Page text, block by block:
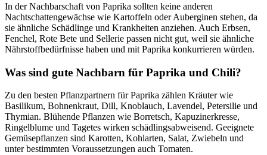
In der Nachbarschaft von Paprika sollten keine anderen
Nachtschattengewächse wie Kartoffeln oder Auberginen stehen, da
sie ähnliche Schädlinge und Krankheiten anziehen. Auch Erbsen,
Fenchel, Rote Bete und Sellerie passen nicht gut, weil sie ähnliche
Nährstoffbedürfnisse haben und mit Paprika konkurrieren würden.
Was sind gute Nachbarn für Paprika und Chili?
Zu den besten Pflanzpartnern für Paprika zählen Kräuter wie
Basilikum, Bohnenkraut, Dill, Knoblauch, Lavendel, Petersilie und
Thymian. Blühende Pflanzen wie Borretsch, Kapuzinerkresse,
Ringelblume und Tagetes wirken schädlingsabweisend. Geeignete
Gemüsepflanzen sind Karotten, Kohlarten, Salat, Zwiebeln und
unter bestimmten Voraussetzungen auch Tomaten.